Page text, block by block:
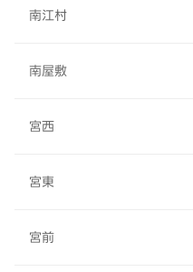
南江村
南屋敷
宮西
宮東
宮前